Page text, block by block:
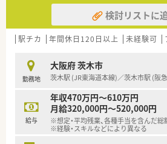
【求人情報について】
■ご経験やスキルに応じて、年収
優遇いたします。
り安定した収入を得られます。
■退職金制度や管理薬剤師手当など
生が充実しています。
検討リストに
駅チカ 年間休日120日以上 未経験可
勤務地
大阪府 茨木市
茨木駅 (JR東海道本線)／茨木市駅 (阪
給与
年収470万円～610万円
月給320,000円～520,000円
※想定・平均残業、各種手当を含んだ総
※経験・スキルなどにより異なる